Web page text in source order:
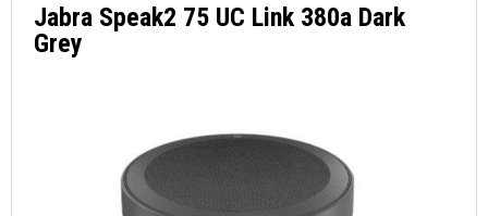
Jabra Speak2 75 UC Link 380a Dark
Grey